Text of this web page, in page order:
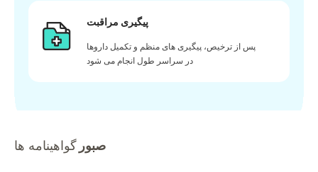
پیگیری مراقبت
پس از ترخیص، پیگیری های منظم و تکمیل داروها
در سراسر طول انجام می شود
صبور گواهینامه ها